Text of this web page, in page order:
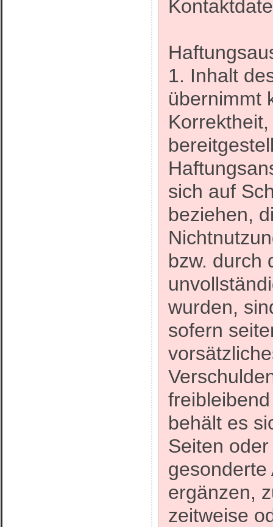
1. Inhalt
übernimmt
sich auf
beziehen,
bzw. durch
wurden,
sofern
behält es
Seiten
ergänzen,
zeitweise